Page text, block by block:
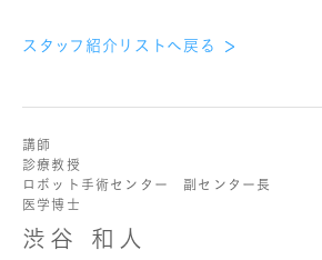
スタッフ紹介リストへ戻る
講師
診療教授
ロボット手術センター 副センター長
医学博士
渋谷 和人